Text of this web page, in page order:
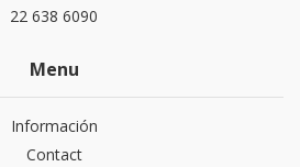
22 638 6090
Menu
Información
Contact